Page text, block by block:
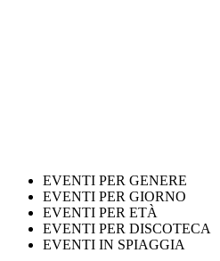
EVENTI PER GENERE
EVENTI PER GIORNO
EVENTI PER ETÀ
EVENTI PER DISCOTECA
EVENTI IN SPIAGGIA